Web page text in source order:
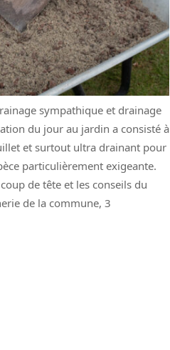
sympathique et drainage
du jour au jardin a consisté à
et surtout ultra drainant pour
particulièrement exigeante.
de tête et les conseils du
de la commune, 3